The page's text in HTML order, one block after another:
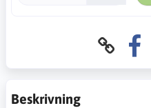
Beskrivning